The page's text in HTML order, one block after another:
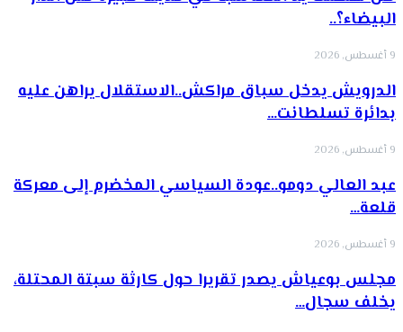
البيضاء؟..
9 أغسطس, 2026
الدرويش يدخل سباق مراكش..الاستقلال يراهن عليه
بدائرة تسلطانت…
9 أغسطس, 2026
عبد العالي دومو..عودة السياسي المخضرم إلى معركة
قلعة…
9 أغسطس, 2026
مجلس بوعياش يصدر تقريرا حول كارثة سبتة المحتلة،
يخلف سجال…